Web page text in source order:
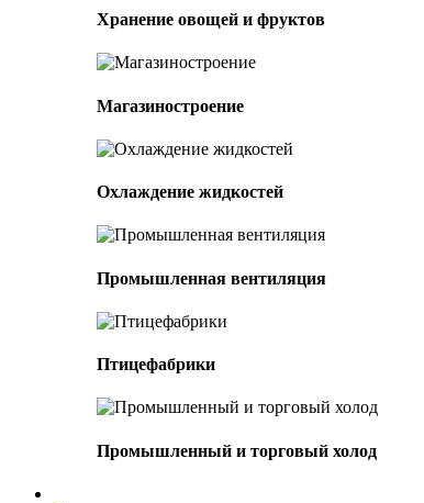
Хранение овощей и фруктов
Магазиностроение
Охлаждение жидкостей
Промышленная вентиляция
Птицефабрики
Промышленный и торговый холод